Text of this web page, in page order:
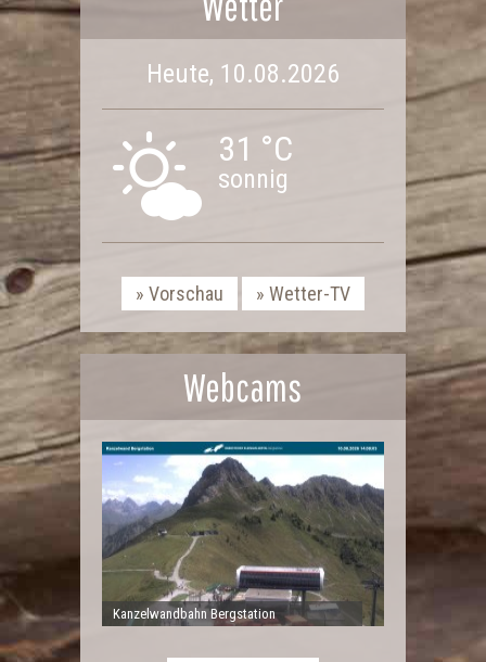
Heute, 10.08.2026
31 °C
sonnig
Vorschau Wetter-TV
Webcams
Kanzelwandbahn Bergstation